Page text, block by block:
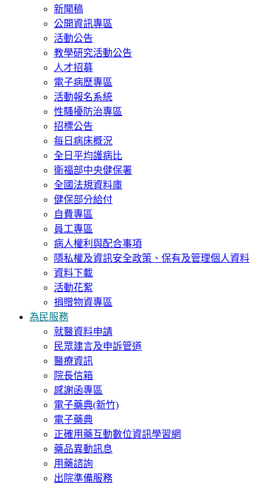
新聞稿
公開資訊專區
活動公告
教學研究活動公告
人才招募
電子病歷專區
活動報名系統
性騷擾防治專區
招標公告
每日病床概況
全日平均護病比
衛福部中央健保署
全國法規資料庫
健保部分給付
自費專區
員工專區
病人權利與配合事項
隱私權及資訊安全政策、保有及管理個人資料
資料下載
活動花絮
捐贈物資專區
為民服務
就醫資料申請
民眾建言及申訴管道
醫療資訊
院長信箱
感謝函專區
電子藥典(新竹)
電子藥典
正確用藥互動數位資訊學習網
藥品異動訊息
用藥諮詢
出院準備服務